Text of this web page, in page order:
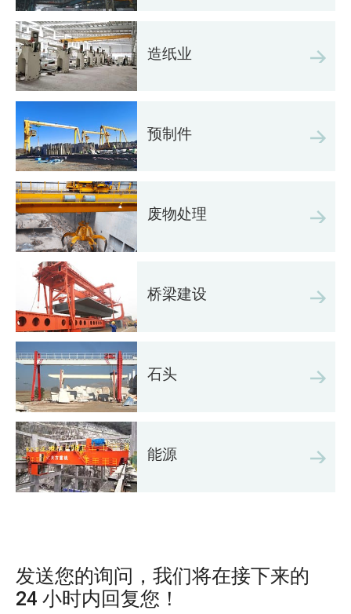
造纸业
预制件
废物处理
桥梁建设
石头
能源
发送您的询问，我们将在接下来的
24 小时内回复您！